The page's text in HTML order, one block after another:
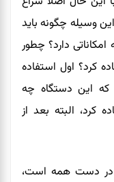
وسیله چگونه باید
امکاناتی دارد؟ چطور
کرد؟ اول استفاده
که این دستگاه چه
کرد، البته بعد از
در دست همه است،